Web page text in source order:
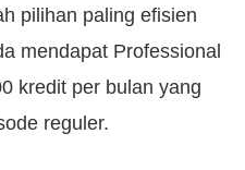
pilihan paling efisien
mendapat Professional
kredit per bulan yang
reguler.